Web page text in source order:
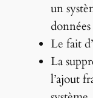
un
données
Le fait
La
l’ajout